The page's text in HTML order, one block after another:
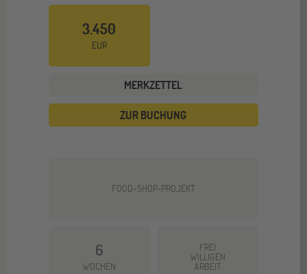
3.450
EUR
MERKZETTEL
ZUR BUCHUNG
FOOD-SHOP-PROJEKT
6
WOCHEN
FREI
WILLIGEN
ARBEIT